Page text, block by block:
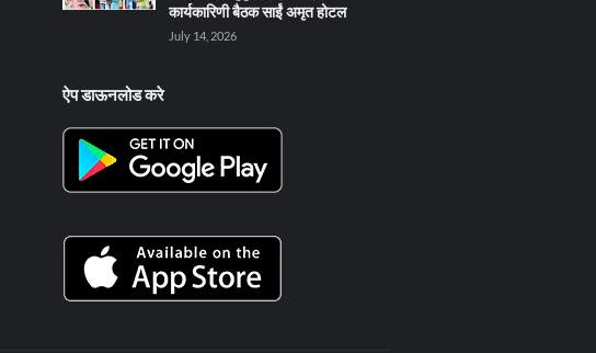
कार्यकारिणी बैठक साईं अमृत होटल
July 14, 2026
ऐप डाऊनलोड करे